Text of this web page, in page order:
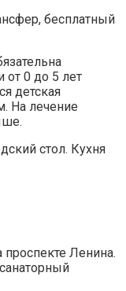
бесплатный
от 0 до 5 лет
детская
На лечение
стол. Кухня
Ленина.